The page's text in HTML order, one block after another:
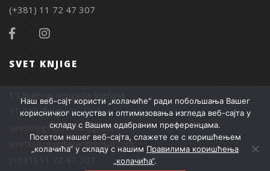
(+381) 11 72 47 307
SVET KNJIGE
15 Bulevar despota Stefana
11 000 Belgrade, Serbia
svetknjige@svetknjige.net
svetknjige.izdavac@gmail.com
Наш веб-сајт користи „колачиће“ ради побољшања Вашег
корисничког искуства и оптимизовања изгледа веб-сајта у
складу с Вашим одабраним преференцама.
Посетом нашег веб-сајта, слажете се с коришћењем
„колачића“ у складу с нашим Правилима коришћења
„колачића“.